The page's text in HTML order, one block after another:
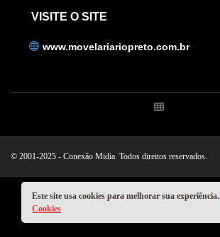
VISITE O SITE
www.movelariariopreto.com.br
© 2001-2025 - Conexão Midia. Todos direitos reservados.
Este site usa cookies para melhorar sua experiência.
Cookies